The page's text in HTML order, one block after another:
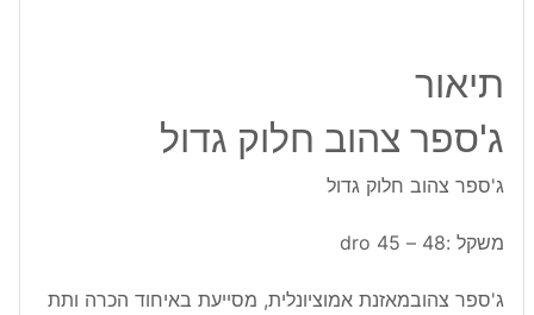
תיאור
ג'ספר צהוב חלוק גדול
ג'ספר צהוב חלוק גדול
משקל :48 – 45 dro
ג'ספר צהובמאזנת אמוציונלית, מסייעת באיחוד הכרה ותת